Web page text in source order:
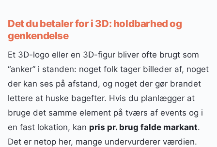
Det du betaler for i 3D: holdbarhed og
genkendelse
Et 3D-logo eller en 3D-figur bliver ofte brugt som
“anker” i standen: noget folk tager billeder af, noget
der kan ses på afstand, og noget der gør brandet
lettere at huske bagefter. Hvis du planlægger at
bruge det samme element på tværs af events og i
en fast lokation, kan pris pr. brug falde markant.
Det er netop her, mange undervurderer værdien.